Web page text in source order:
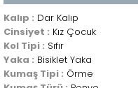
Kalıp : Dar Kalıp
Cinsiyet : Kız Çocuk
Kol Tipi : Sıfır
Yaka : Bisiklet Yaka
Kumaş Tipi : Örme